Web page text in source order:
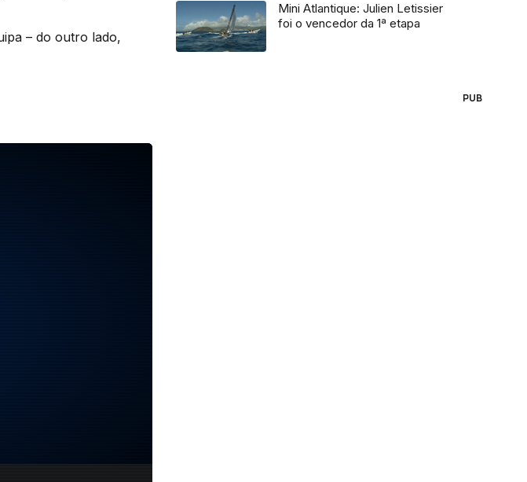
– do outro lado,
Mini Atlantique: Julien Letissier
foi o vencedor da 1ª etapa
PUB